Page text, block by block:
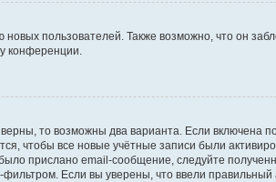
пользователей. Также возможно, что он
конференции.
то возможны два варианта. Если включена
чтобы все новые учётные записи были
прислано email-сообщение, следуйте
Если вы уверены, что ввели